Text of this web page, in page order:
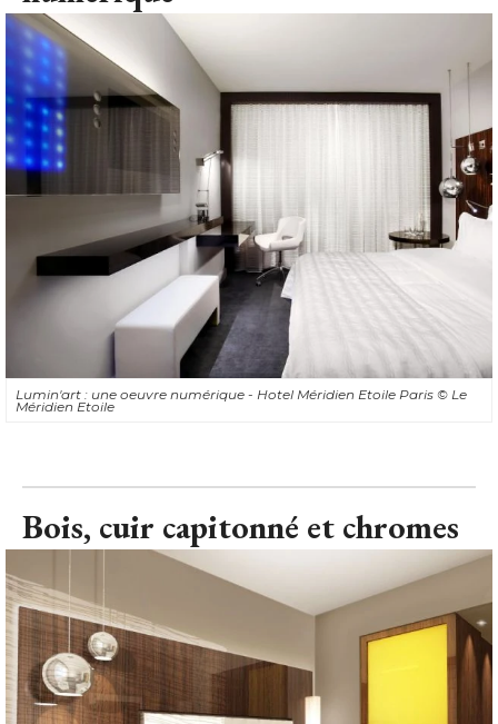
Lumin'art : une oeuvre numérique - Hotel Méridien Etoile Paris © Le
Méridien Etoile
Bois, cuir capitonné et chromes